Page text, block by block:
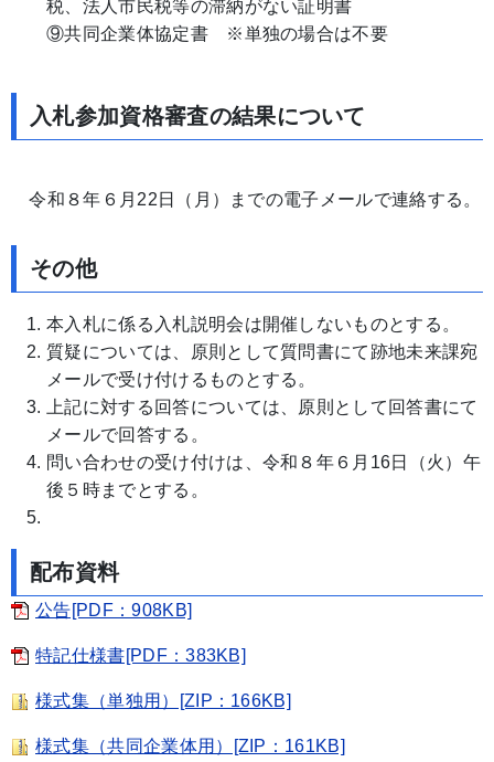
税、法人市民税等の滞納がない証明書
⑨共同企業体協定書 ※単独の場合は不要
入札参加資格審査の結果について
令和８年６月22日（月）までの電子メールで連絡する。
その他
本入札に係る入札説明会は開催しないものとする。
質疑については、原則として質問書にて跡地未来課宛
メールで受け付けるものとする。
上記に対する回答については、原則として回答書にて
メールで回答する。
問い合わせの受け付けは、令和８年６月16日（火）午
後５時までとする。
配布資料
公告[PDF：908KB]
特記仕様書[PDF：383KB]
様式集（単独用）[ZIP：166KB]
様式集（共同企業体用）[ZIP：161KB]